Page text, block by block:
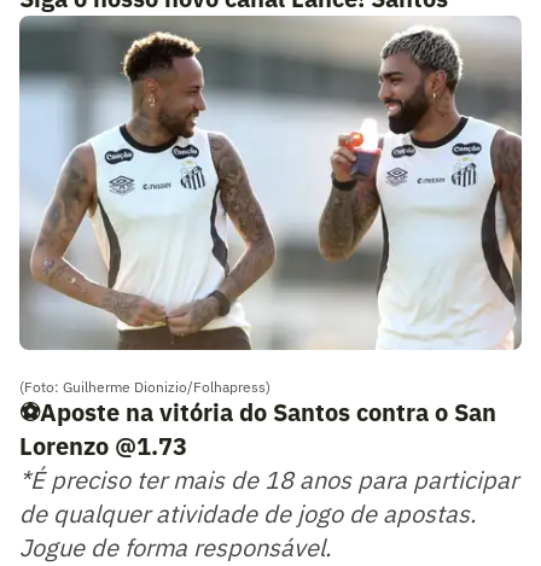
(Foto: Guilherme Dionizio/Folhapress)
⚽Aposte na vitória do Santos contra o San
Lorenzo @1.73
*É preciso ter mais de 18 anos para participar
de qualquer atividade de jogo de apostas.
Jogue de forma responsável.